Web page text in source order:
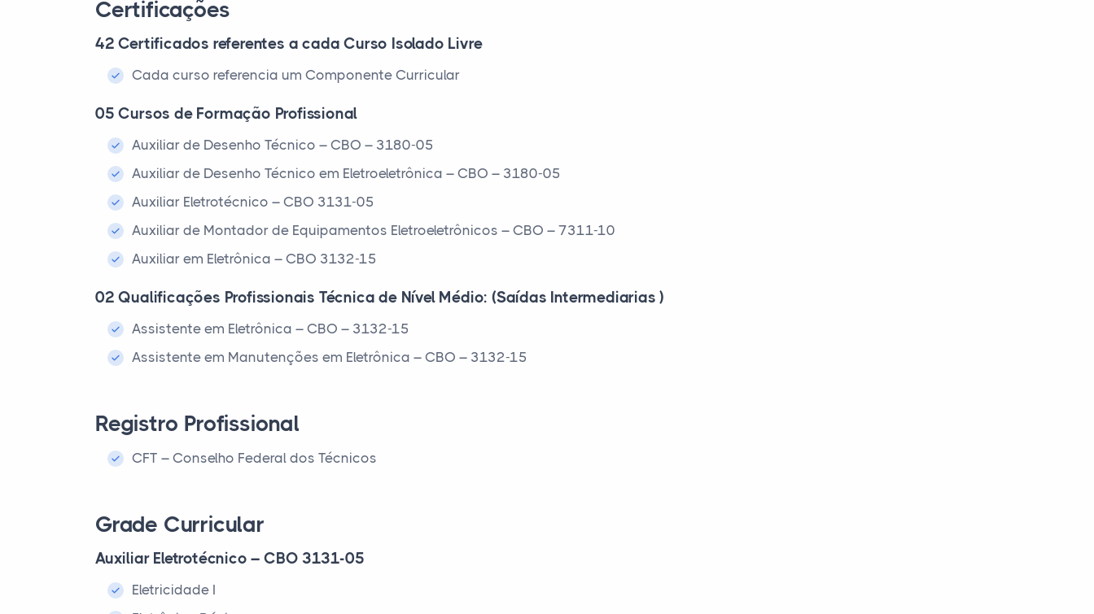
Certificações
42 Certificados referentes a cada Curso Isolado Livre
Cada curso referencia um Componente Curricular
05 Cursos de Formação Profissional
Auxiliar de Desenho Técnico – CBO – 3180-05
Auxiliar de Desenho Técnico em Eletroeletrônica – CBO – 3180-05
Auxiliar Eletrotécnico – CBO 3131-05
Auxiliar de Montador de Equipamentos Eletroeletrônicos – CBO – 7311-10
Auxiliar em Eletrônica – CBO 3132-15
02 Qualificações Profissionais Técnica de Nível Médio: (Saídas Intermediarias )
Assistente em Eletrônica – CBO – 3132-15
Assistente em Manutenções em Eletrônica – CBO – 3132-15
Registro Profissional
CFT – Conselho Federal dos Técnicos
Grade Curricular
Auxiliar Eletrotécnico – CBO 3131-05
Eletricidade I